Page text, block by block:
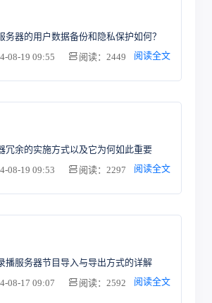
务器的用户数据备份和隐私保护如何？
08-19 09:55
阅读：2449 阅读全文
冗余的实施方式以及它为何如此重要
08-19 09:53
阅读：2297 阅读全文
播服务器节目导入与导出方式的详解
08-17 09:07
阅读：2592 阅读全文